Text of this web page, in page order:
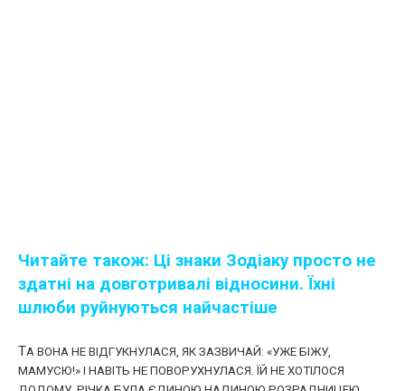
Читайте також: Ці знаки Зодіаку просто не
здатні на довготривалі відносини. Їхні
шлюби рyйнуються найчастіше
ТА ВОНА НЕ ВІДГУКНУЛАСЯ, ЯК ЗАЗВИЧАЙ: «УЖЕ БІЖУ,
МАМУСЮ!» І НАВІТЬ НЕ ПОВОРУХНУЛАСЯ. ЇЙ НЕ ХОТІЛОСЯ